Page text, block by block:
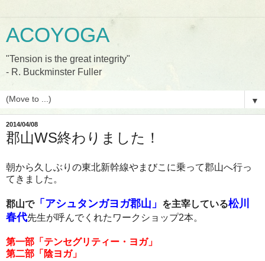
ACOYOGA
"Tension is the great integrity"
- R. Buckminster Fuller
▼
2014/04/08
郡山WS終わりました！
朝から久しぶりの東北新幹線やまびこに乗って郡山へ行っ
てきました。
郡山で「アシュタンガヨガ郡山」 を主宰している松川
春代先生が呼んでくれたワークショップ2本。
第一部「テンセグリティー・ヨガ」
第二部「陰ヨガ」